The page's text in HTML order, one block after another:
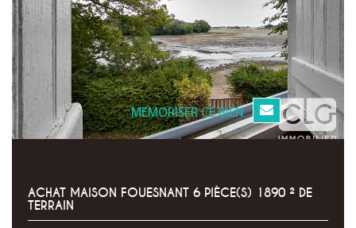
MEMORISER CE BIEN
ACHAT MAISON FOUESNANT 6 PIÈCE(S) 1890 ² DE
TERRAIN